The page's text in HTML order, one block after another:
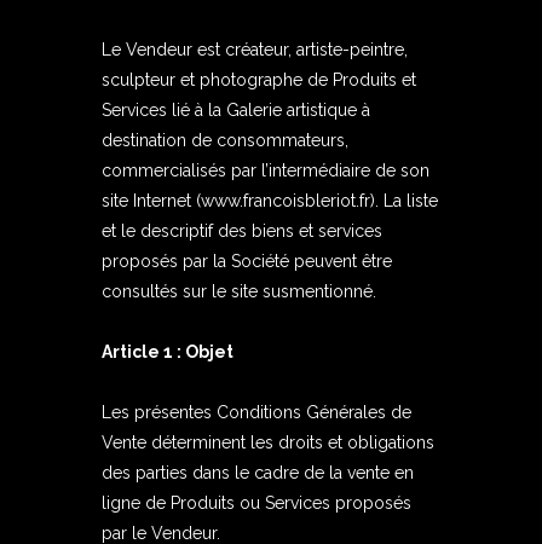
Le Vendeur est créateur, artiste-peintre,
sculpteur et photographe de Produits et
Services lié à la Galerie artistique à
destination de consommateurs,
commercialisés par l’intermédiaire de son
site Internet (www.francoisbleriot.fr). La liste
et le descriptif des biens et services
proposés par la Société peuvent être
consultés sur le site susmentionné.
Article 1 : Objet
Les présentes Conditions Générales de
Vente déterminent les droits et obligations
des parties dans le cadre de la vente en
ligne de Produits ou Services proposés
par le Vendeur.